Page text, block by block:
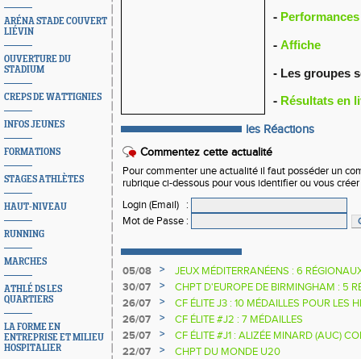
ARÉNA STADE COUVERT
LIÉVIN
OUVERTURE DU
STADIUM
CREPS DE WATTIGNIES
INFOS JEUNES
FORMATIONS
STAGES ATHLÈTES
HAUT-NIVEAU
RUNNING
MARCHES
ATHLÉ DS LES
QUARTIERS
LA FORME EN
ENTREPRISE ET MILIEU
HOSPITALIER
-
- Affiche
- Les groupes
- Résultats en
les Réactions
Commentez cette actualité
Pour commenter une actualité il faut posséder un
rubrique ci-dessous pour vous identifier ou vous
Login (Email)
:
Mot de Passe :
05/08 >
JEUX MÉDITERRANÉENS : 6
30/07
>
CHPT D'EUROPE DE BIRMINGHAM : 5
26/07
>
CF ÉLITE J3 : 10 MÉDAILLES POUR LES
26/07
>
CF ÉLITE #J2 : 7 MÉDAILLES
25/07
>
CF ÉLITE #J1 : ALIZÉE MINARD (AUC)
NATIONALE
22/07 >
CHPT DU MONDE U20